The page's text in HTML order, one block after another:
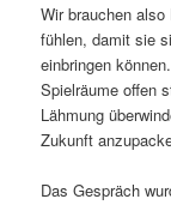
Wir brauchen
fühlen, damit sie
einbringen
Spielräume offen
Lähmung
Zukunft
Das Gespräch